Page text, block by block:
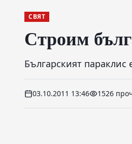
СВЯТ
Строим
Българският параклис
03.10.2011 13:46 1526